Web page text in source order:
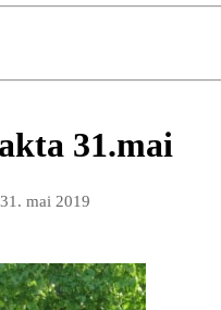
31.mai
31. mai 2019